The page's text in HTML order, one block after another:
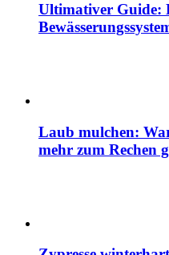
Ultimativer Guide:
Laub mulchen:
mehr zum Rechen